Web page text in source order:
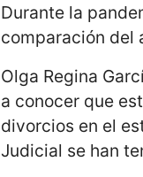
Durante la
comparación del
Olga Regina
a conocer que
divorcios en el
Judicial se han